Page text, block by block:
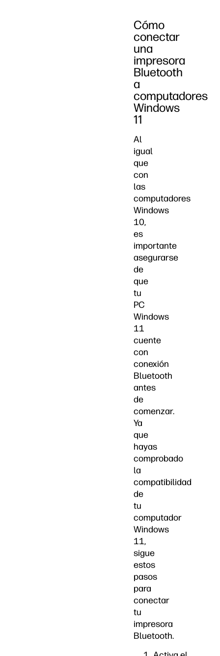
Cómo
conectar
una
impresora
Bluetooth
a
computadores
Windows
11
Al
igual
que
con
las
computadores
Windows
10,
es
importante
asegurarse
de
que
tu
PC
Windows
11
cuente
con
conexión
Bluetooth
antes
de
comenzar.
Ya
que
hayas
comprobado
la
compatibilidad
de
tu
computador
Windows
11,
sigue
estos
pasos
para
conectar
tu
impresora
Bluetooth.